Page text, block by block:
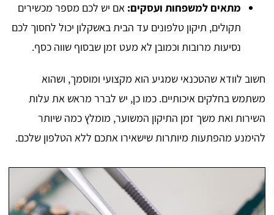
מתאים למשפחות ועסקים: אם יש לכם מספר מכשירים
תקולים, תיקון טלפונים עד הבית באשקלון יכול לחסוך לכם
נסיעות מרובות וכמובן לא מעט זמן שבסוף שווה כסף.
חשוב לוודא שהטכנאי שמגיע הוא מקצועי ומוסמך, ושהוא
משתמש בחלקים איכותיים. כמו כן, יש לברר מראש את עלות
השירות ואת משך זמן התיקון המשוער, מומלץ כמה שיותר
להימנע מהפתעות מיותרות שישאירו אתכם ללא הטלפון שלכם.